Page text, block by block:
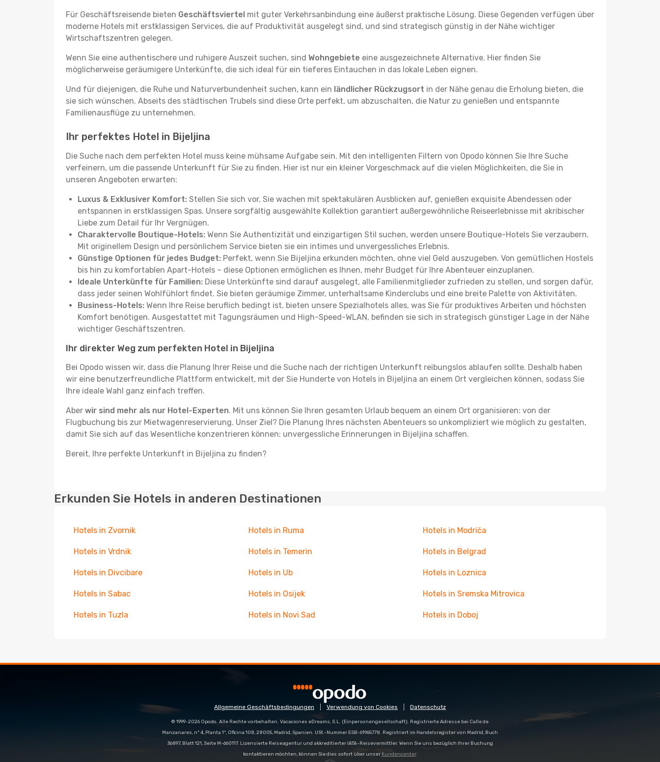
Für Geschäftsreisende bieten Geschäftsviertel mit guter Verkehrsanbindung eine äußerst praktische Lösung. Diese Gegenden verfügen über
moderne Hotels mit erstklassigen Services, die auf Produktivität ausgelegt sind, und sind strategisch günstig in der Nähe wichtiger
Wirtschaftszentren gelegen.
Wenn Sie eine authentischere und ruhigere Auszeit suchen, sind Wohngebiete eine ausgezeichnete Alternative. Hier finden Sie
möglicherweise geräumigere Unterkünfte, die sich ideal für ein tieferes Eintauchen in das lokale Leben eignen.
Und für diejenigen, die Ruhe und Naturverbundenheit suchen, kann ein ländlicher Rückzugsort in der Nähe genau die Erholung bieten, die
sie sich wünschen. Abseits des städtischen Trubels sind diese Orte perfekt, um abzuschalten, die Natur zu genießen und entspannte
Familienausflüge zu unternehmen.
Ihr perfektes Hotel in Bijeljina
Die Suche nach dem perfekten Hotel muss keine mühsame Aufgabe sein. Mit den intelligenten Filtern von Opodo können Sie Ihre Suche
verfeinern, um die passende Unterkunft für Sie zu finden. Hier ist nur ein kleiner Vorgeschmack auf die vielen Möglichkeiten, die Sie in
unseren Angeboten erwarten:
Luxus & Exklusiver Komfort: Stellen Sie sich vor, Sie wachen mit spektakulären Ausblicken auf, genießen exquisite Abendessen oder
entspannen in erstklassigen Spas. Unsere sorgfältig ausgewählte Kollektion garantiert außergewöhnliche Reiseerlebnisse mit akribischer
Liebe zum Detail für Ihr Vergnügen.
Charaktervolle Boutique-Hotels: Wenn Sie Authentizität und einzigartigen Stil suchen, werden unsere Boutique-Hotels Sie verzaubern.
Mit originellem Design und persönlichem Service bieten sie ein intimes und unvergessliches Erlebnis.
Günstige Optionen für jedes Budget: Perfekt, wenn Sie Bijeljina erkunden möchten, ohne viel Geld auszugeben. Von gemütlichen Hostels
bis hin zu komfortablen Apart-Hotels – diese Optionen ermöglichen es Ihnen, mehr Budget für Ihre Abenteuer einzuplanen.
Ideale Unterkünfte für Familien: Diese Unterkünfte sind darauf ausgelegt, alle Familienmitglieder zufrieden zu stellen, und sorgen dafür,
dass jeder seinen Wohlfühlort findet. Sie bieten geräumige Zimmer, unterhaltsame Kinderclubs und eine breite Palette von Aktivitäten.
Business-Hotels: Wenn Ihre Reise beruflich bedingt ist, bieten unsere Spezialhotels alles, was Sie für produktives Arbeiten und höchsten
Komfort benötigen. Ausgestattet mit Tagungsräumen und High-Speed-WLAN, befinden sie sich in strategisch günstiger Lage in der Nähe
wichtiger Geschäftszentren.
Ihr direkter Weg zum perfekten Hotel in Bijeljina
Bei Opodo wissen wir, dass die Planung Ihrer Reise und die Suche nach der richtigen Unterkunft reibungslos ablaufen sollte. Deshalb haben
wir eine benutzerfreundliche Plattform entwickelt, mit der Sie Hunderte von Hotels in Bijeljina an einem Ort vergleichen können, sodass Sie
Ihre ideale Wahl ganz einfach treffen.
Aber wir sind mehr als nur Hotel-Experten. Mit uns können Sie Ihren gesamten Urlaub bequem an einem Ort organisieren: von der
Flugbuchung bis zur Mietwagenreservierung. Unser Ziel? Die Planung Ihres nächsten Abenteuers so unkompliziert wie möglich zu gestalten,
damit Sie sich auf das Wesentliche konzentrieren können: unvergessliche Erinnerungen in Bijeljina schaffen.
Bereit, Ihre perfekte Unterkunft in Bijeljina zu finden?
Erkunden Sie Hotels in anderen Destinationen
Hotels in Zvornik Hotels in Ruma Hotels in Modriča
Hotels in Vrdnik Hotels in Temerin Hotels in Belgrad
Hotels in Divcibare Hotels in Ub Hotels in Loznica
Hotels in Sabac Hotels in Osijek Hotels in Sremska Mitrovica
Hotels in Tuzla Hotels in Novi Sad Hotels in Doboj
Allgemeine Geschäftsbedingungen Verwendung von Cookies Datenschutz
© 1999-2026 Opodo. Alle Rechte vorbehalten. Vacaciones eDreams, S.L. (Einpersonengesellschaft). Registrierte Adresse bei Calle de
Manzanares, nº 4, Planta 1º, Oficina 108, 28005, Madrid, Spanien. USt.-Nummer ESB-61965778. Registriert im Handelsregister von Madrid, Buch
36897, Blatt 121, Seite M-660117. Lizensierte Reiseagentur und akkreditierter IATA-Reisevermittler. Wenn Sie uns bezüglich Ihrer Buchung
kontaktieren möchten, können Sie dies sofort über unser Kundencenter.